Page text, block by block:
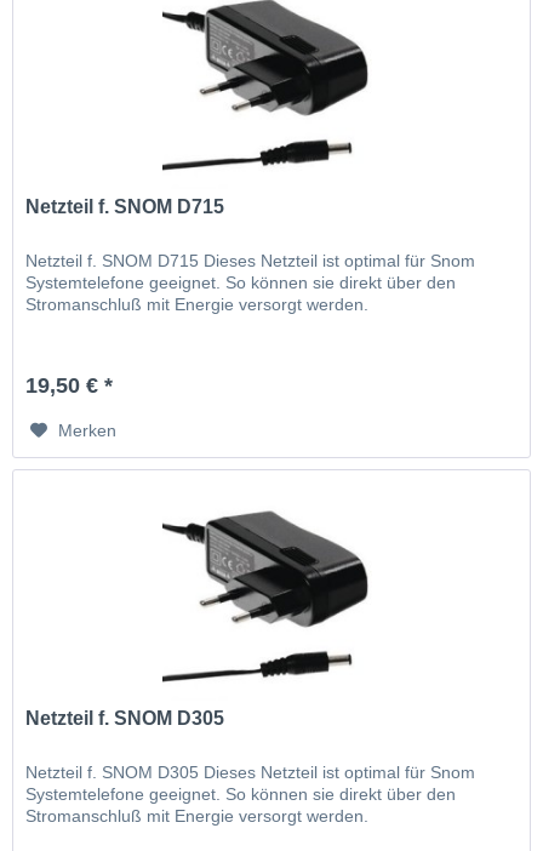
Netzteil f. SNOM D715
Netzteil f. SNOM D715 Dieses Netzteil ist optimal für Snom
Systemtelefone geeignet. So können sie direkt über den
Stromanschluß mit Energie versorgt werden.
19,50 € *
Merken
Netzteil f. SNOM D305
Netzteil f. SNOM D305 Dieses Netzteil ist optimal für Snom
Systemtelefone geeignet. So können sie direkt über den
Stromanschluß mit Energie versorgt werden.